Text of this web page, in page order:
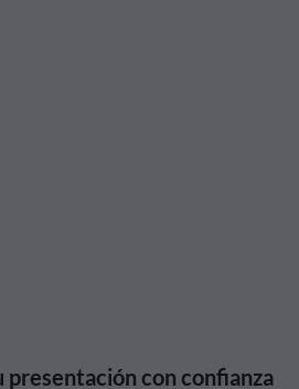
presentación con confianza